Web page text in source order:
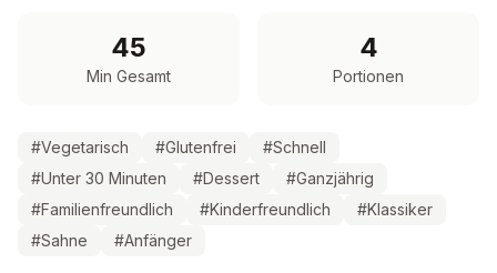
45
Min Gesamt
4
Portionen
#Vegetarisch #Glutenfrei #Schnell
#Unter 30 Minuten #Dessert #Ganzjährig
#Familienfreundlich #Kinderfreundlich #Klassiker
#Sahne #Anfänger